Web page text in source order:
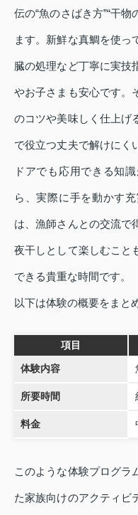
伝の“魚のさばき方”“干物
ます。新鮮な真鯛を使っ
臓の処理など丁寧に実技
やお子さまも安心です。
のコツや美味しく仕上げ
で役立つ丈夫で解けにく
ドアでも応用できる知
ら、実際に手を動かす
は、漁師さんとの交流で
夜干しとして楽しむこと
できる貴重な時間です。
以下は体験の概要をまと
項目
体験内容
所要時間
料金
このような体験プログラ
た家族向けのアクティビ